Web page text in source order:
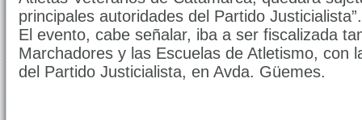
principales autoridades del Partido Justicialista”.
El evento, cabe señalar, iba a ser fiscalizada
Marchadores y las Escuelas de Atletismo, con
del Partido Justicialista, en Avda. Güemes.